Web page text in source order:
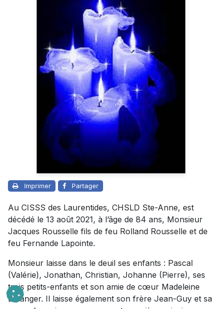
Imprimer Partager
Au CISSS des Laurentides, CHSLD Ste-Anne, est
décédé le 13 août 2021, à l’âge de 84 ans, Monsieur
Jacques Rousselle fils de feu Rolland Rousselle et de
feu Fernande Lapointe.
Monsieur laisse dans le deuil ses enfants : Pascal
(Valérie), Jonathan, Christian, Johanne (Pierre), ses
trois petits-enfants et son amie de cœur Madeleine
Bélanger. Il laisse également son frère Jean-Guy et sa